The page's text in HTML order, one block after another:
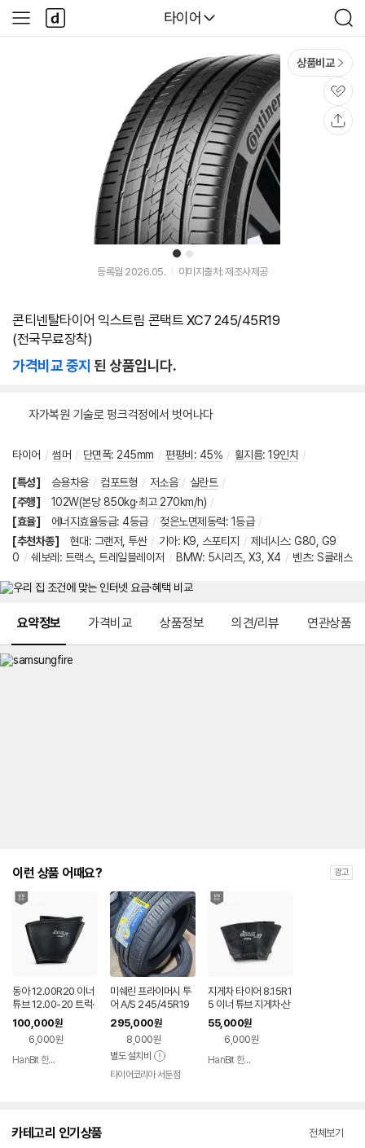
다나와
타이어
검
색
사
이
다
나
와
1 2
상품비교
관
심
등록월 2026.05. 이미지출처: 제조사제공
콘티넨탈타이어 익스트림 콘택트 XC7 245/45R19
(전국무료장착)
가격비교 중지 된 상품입니다.
자가복원 기술로 펑크걱정에서 벗어나다
타이어 / 썸머 / 단면폭: 245mm / 편평비 : 45% / 휠지름: 19인치 /
[특성] 승용차용 / 컴포트형 / 저소음 / 실란트 /
[주행]
102W(본당 850kg·최고 270km/h) /
[효율]
에너지효율등급: 4등급 / 젖은노면제동력: 1등급 /
[추천차종]
현대: 그랜저 투싼 / 기아: K9 스포티지 / 제네시스: G80 G9
0 / 쉐보레 : 트랙스, 트레일블레이저 / BMW: 5시리즈, X3 X4 / 벤츠: S클래스
요약정보 가격비교 상품정보 의견/리뷰 연관상품
이런 상품 어때요? 광고
동아 12.00R20 이너
튜브 12.00-20 트럭·
버스·산업용 타이어 전
용 (후랩별도)
100,000원
6,000원
HanBit 한빛산업
미쉐린 프라이머시 투
어 A/S 245/45R19
현대 기아차량 순정타
이어
295,000원
8,000원
별도 설치비
타이어코리아 서둔점
지게차 타이어 8.15R1
5 이너 튜브 지게차·산
업용 공기압 타이어 튜
브 (후랩별도)
55,000원
6,000원
HanBit 한빛산업
카테고리 인기상품 전체보기